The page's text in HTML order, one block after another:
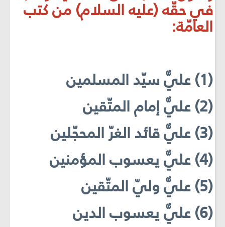
في حقّه (عليه السلام) من كتب
العامّة:
(1) عليٌّ سيّد المسلمين
(2) عليٌّ إمام المتّقين
(3) عليٌّ قائد الغرّ المحجّلين
(4) عليٌّ يعسوب المؤمنين
(5) عليٌّ وليّ المتّقين
(6) عليٌّ يعسوب الدين